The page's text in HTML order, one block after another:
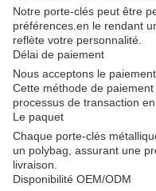
Notre porte-clés peut être
préférences.en le rendant
reflète votre personnalité.
Délai de paiement
Nous acceptons le
Cette méthode de
processus de transaction
Le paquet
Chaque porte-clés
un polybag, assurant une
livraison.
Disponibilité OEM/ODM